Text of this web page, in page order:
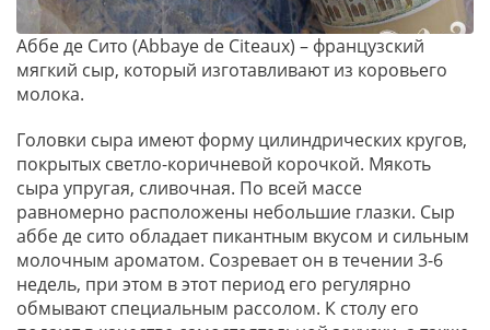
Аббе де Сито (Abbaye de Citeaux) – французский
мягкий сыр, который изготавливают из коровьего
молока.
Головки сыра имеют форму цилиндрических кругов,
покрытых светло-коричневой корочкой. Мякоть
сыра упругая, сливочная. По всей массе
равномерно расположены небольшие глазки. Сыр
аббе де сито обладает пикантным вкусом и сильным
молочным ароматом. Созревает он в течении 3-6
недель, при этом в этот период его регулярно
обмывают специальным рассолом. К столу его